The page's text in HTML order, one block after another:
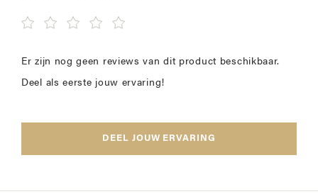
Er zijn nog geen reviews van dit product beschikbaar.
Deel als eerste jouw ervaring!
DEEL JOUW ERVARING